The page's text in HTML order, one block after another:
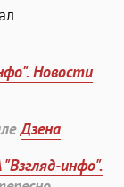
Новости
Дзена
инфо".